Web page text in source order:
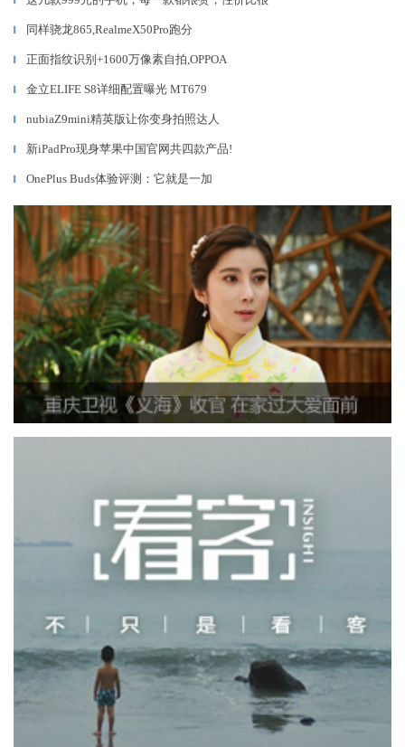
▎
▎ 同样骁龙865,RealmeX50Pro跑分
▎ 正面指纹识别+1600万像素自拍,OPPOA
▎ 金立ELIFE S8详细配置曝光 MT679
▎ nubiaZ9mini精英版让你变身拍照达人
▎ 新iPadPro现身苹果中国官网共四款产品!
▎ OnePlus Buds体验评测：它就是一加